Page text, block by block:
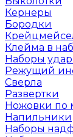
Кернеры
Бородки
Клейма в
Наборы
Режущий
Сверла
Развертки
Ножовки по
Напильники
Наборы